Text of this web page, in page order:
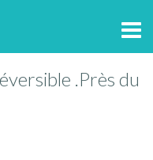
.Près du